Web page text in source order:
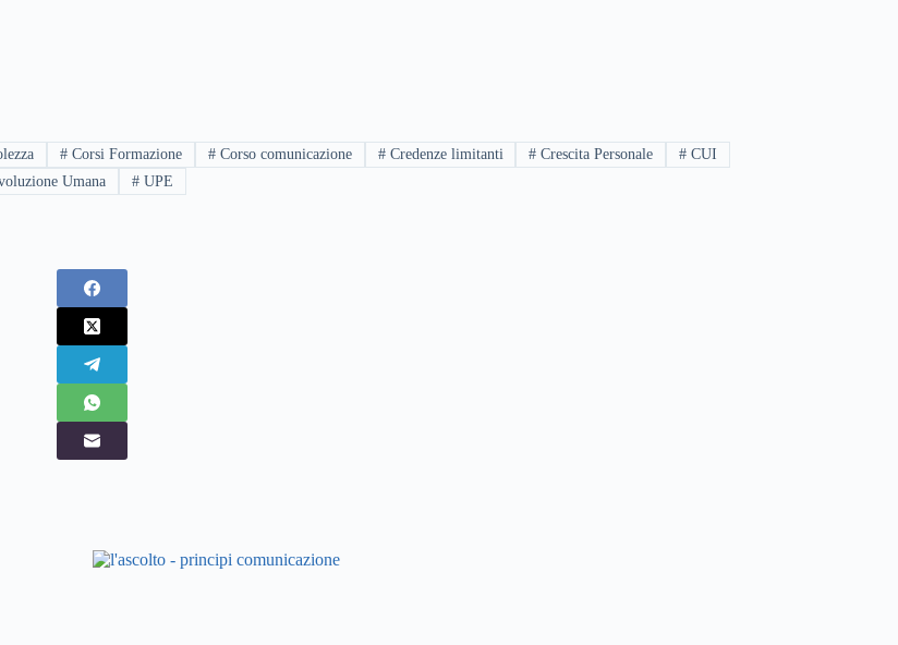
# Corsi Formazione #Corso comunicazione #Credenze limitanti # Crescita Personale # CUI
Umana #UPE